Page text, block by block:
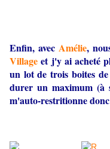
Enfin, avec Amélie,
Village et j'y ai acheté
un lot de trois boites
durer un maximum (à
m'auto-restritionne